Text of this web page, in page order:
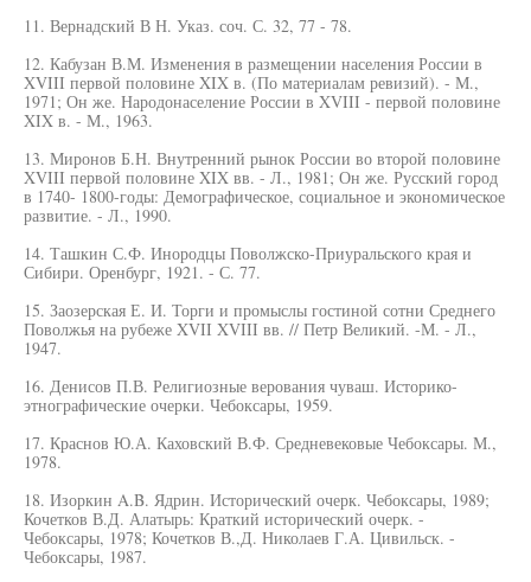
11. Вернадский В Н. Указ. соч. С. 32, 77 - 78.
12. Кабузан В.М. Изменения в размещении населения России в
XVIII первой половине XIX в. (По материалам ревизий). - М.,
1971; Он же. Народонаселение России в XVIII - первой половине
XIX в. - М., 1963.
13. Миронов Б.Н. Внутренний рынок России во второй половине
XVIII первой половине XIX вв. - Л., 1981; Он же. Русский город
в 1740- 1800-годы: Демографическое, социальное и экономическое
развитие. - Л., 1990.
14. Ташкин С.Ф. Инородцы Поволжско-Приуральского края и
Сибири. Оренбург, 1921. - С. 77.
15. Заозерская Е. И. Торги и промыслы гостиной сотни Среднего
Поволжья на рубеже XVII XVIII вв. // Петр Великий. -М. - Л.,
1947.
16. Денисов П.В. Религиозные верования чуваш. Историко-
этнографические очерки. Чебоксары, 1959.
17. Краснов Ю.А. Каховский В.Ф. Средневековые Чебоксары. М.,
1978.
18. Изоркин A.B. Ядрин. Исторический очерк. Чебоксары, 1989;
Кочетков В.Д. Алатырь: Краткий исторический очерк. -
Чебоксары, 1978; Кочетков В.,Д. Николаев Г.А. Цивильск. -
Чебоксары, 1987.